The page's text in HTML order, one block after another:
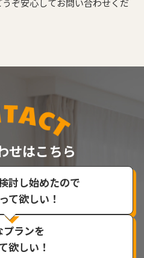
ぞ安心してお問い合わせくだ
せはこちら
討し始めたので
て欲しい！
プランを
欲しい！